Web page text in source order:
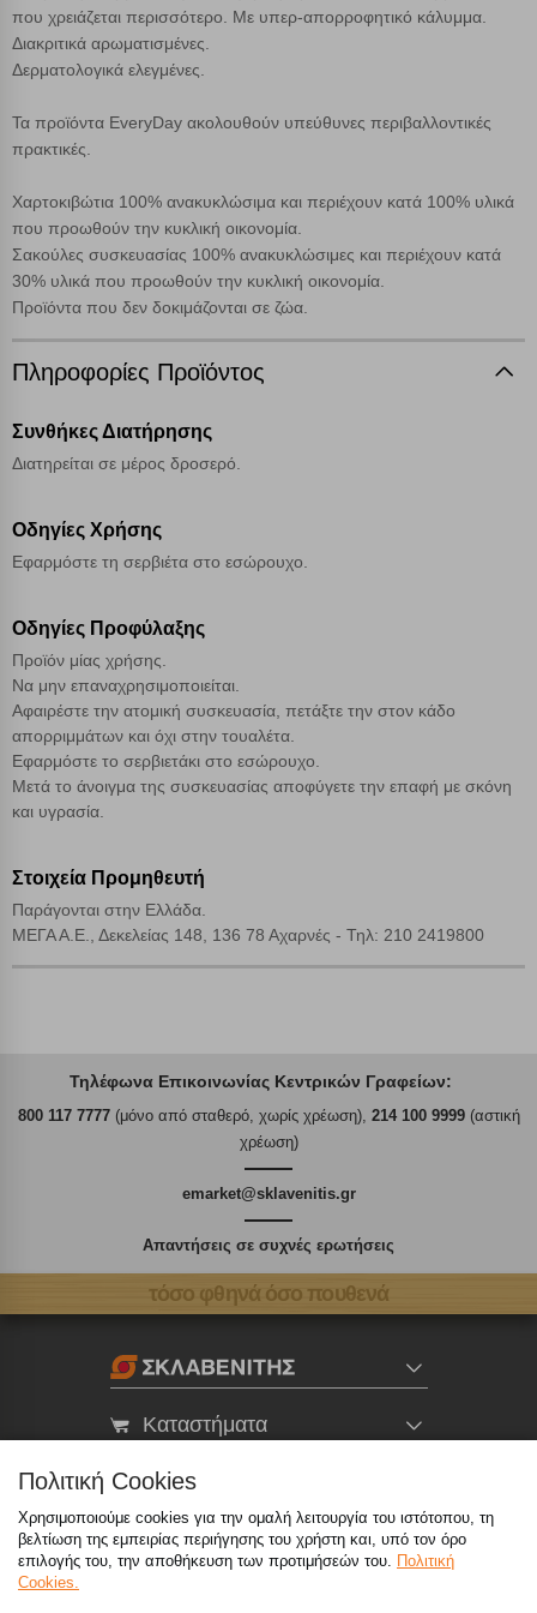
που χρειάζεται περισσότερο. Με υπερ-απορροφητικό κάλυμμα.
Διακριτικά αρωματισμένες.
Δερματολογικά ελεγμένες.
Τα προϊόντα EveryDay ακολουθούν υπεύθυνες περιβαλλοντικές
πρακτικές.
Xαρτοκιβώτια 100% ανακυκλώσιμα και περιέχουν κατά 100% υλικά
που προωθούν την κυκλική οικονομία.
Σακούλες συσκευασίας 100% ανακυκλώσιμες και περιέχουν κατά
30% υλικά που προωθούν την κυκλική οικονομία.
Προϊόντα που δεν δοκιμάζονται σε ζώα.
Πληροφορίες Προϊόντος
Συνθήκες Διατήρησης
Διατηρείται σε μέρος δροσερό.
Οδηγίες Χρήσης
Εφαρμόστε τη σερβιέτα στο εσώρουχο.
Οδηγίες Προφύλαξης
Προϊόν μίας χρήσης.
Να μην επαναχρησιμοποιείται.
Αφαιρέστε την ατομική συσκευασία, πετάξτε την στον κάδο
απορριμμάτων και όχι στην τουαλέτα.
Εφαρμόστε το σερβιετάκι στο εσώρουχο.
Μετά το άνοιγμα της συσκευασίας αποφύγετε την επαφή με σκόνη
και υγρασία.
Στοιχεία Προμηθευτή
Παράγονται στην Ελλάδα.
ΜΕΓΑ Α.Ε., Δεκελείας 148, 136 78 Αχαρνές - Τηλ: 210 2419800
Τηλέφωνα Επικοινωνίας Κεντρικών Γραφείων:
800 117 7777(μόνο από σταθερό, χωρίς χρέωση), 214 100 9999(αστική
χρέωση)
emarket@sklavenitis.gr
Απαντήσεις σε συχνές ερωτήσεις
τόσο φθηνά όσο πουθενά
Καταστήματα
eMarket
800 117 7777 (μόνο από σταθερό, χωρίς χρέωση),
Πολιτική Cookies
Χρησιμοποιούμε cookies για την ομαλή λειτουργία του ιστότοπου, τη
βελτίωση της εμπειρίας περιήγησης του χρήστη και, υπό τον όρο
επιλογής του, την αποθήκευση των προτιμήσεών του. Πολιτική
Cookies.
επιλέξετε τις λοιπές κατηγορίες κάνοντας κλικ στο σχετικό κουμπί
επάνω δεξιά, αφού ενημερωθείτε σχετικά. Ωστόσο θα πρέπει να
γνωρίζετε ότι αποκλεισμός ορισμένων κατηγοριών αρχείων cookies,
μπορεί να επηρεάσει την εμπειρία της περιήγησής σας ή/και της
Cookies στόχευσης
Cookies απόδοσης
Απολύτως απαραίτητα cookies
Αποθήκευση ρυθμίσεων